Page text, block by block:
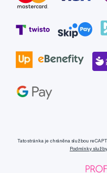
Tato stránka je chráněna službou
Podmínky služby